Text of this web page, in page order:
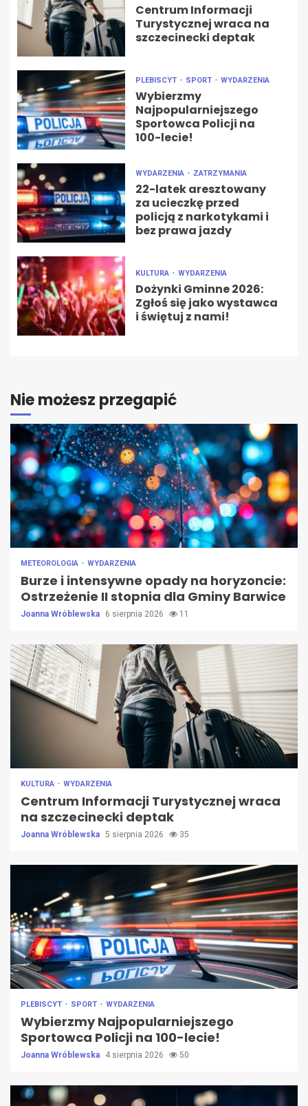
Centrum Informacji
Turystycznej wraca na
szczecinecki deptak
PLEBISCYT SPORT WYDARZENIA
Wybierzmy
Najpopularniejszego
Sportowca Policji na
100-lecie!
WYDARZENIA ZATRZYMANIA
22-latek aresztowany
za ucieczkę przed
policją z narkotykami i
bez prawa jazdy
KULTURA WYDARZENIA
Dożynki Gminne 2026:
Zgłoś się jako wystawca
i świętuj z nami!
Nie możesz przegapić
METEOROLOGIA WYDARZENIA
Burze i intensywne opady na horyzoncie:
Ostrzeżenie II stopnia dla Gminy Barwice
Joanna Wróblewska 6 sierpnia 2026 11
KULTURA WYDARZENIA
Centrum Informacji Turystycznej wraca
na szczecinecki deptak
Joanna Wróblewska 5 sierpnia 2026 35
PLEBISCYT SPORT WYDARZENIA
Wybierzmy Najpopularniejszego
Sportowca Policji na 100-lecie!
Joanna Wróblewska 4 sierpnia 2026 50